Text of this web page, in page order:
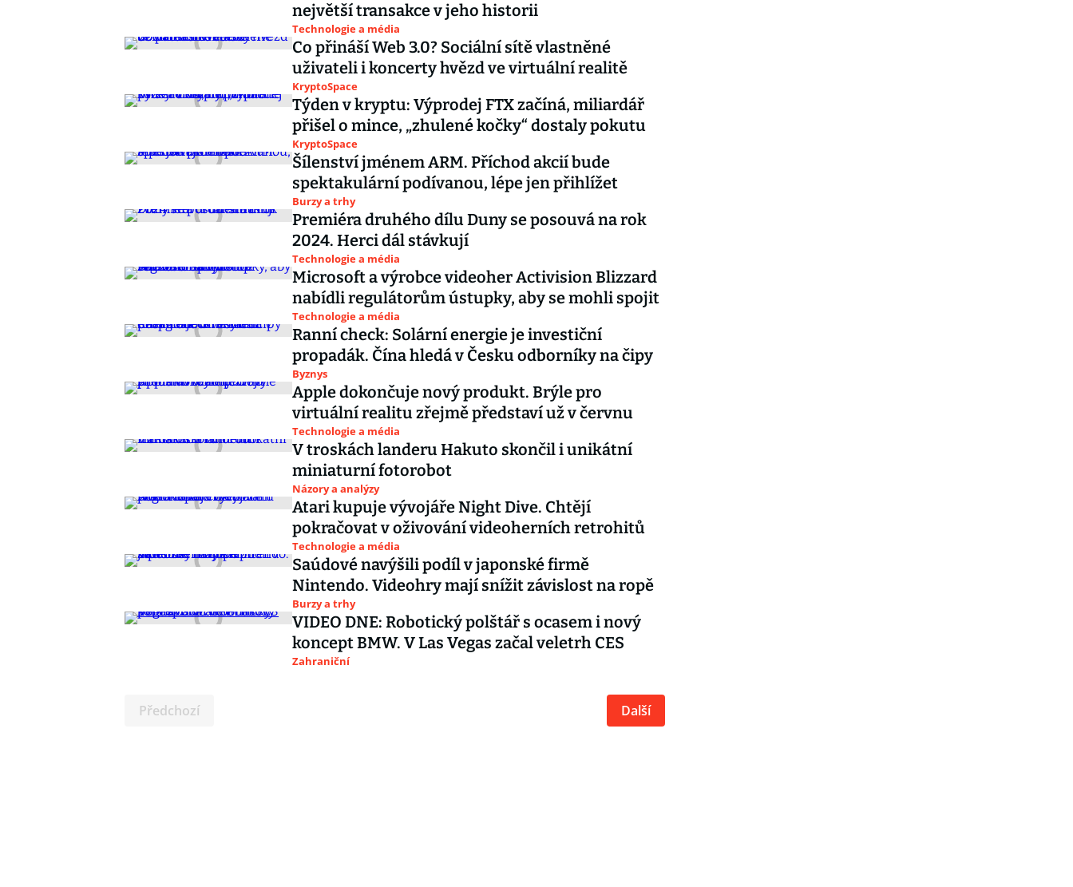
největší transakce v jeho historii
Technologie a média
Co přináší Web 3.0? Sociální sítě vlastněné
uživateli i koncerty hvězd ve virtuální realitě
KryptoSpace
Týden v kryptu: Výprodej FTX začíná, miliardář
přišel o mince, „zhulené kočky“ dostaly pokutu
KryptoSpace
Šílenství jménem ARM. Příchod akcií bude
spektakulární podívanou, lépe jen přihlížet
Burzy a trhy
Premiéra druhého dílu Duny se posouvá na rok
2024. Herci dál stávkují
Technologie a média
Microsoft a výrobce videoher Activision Blizzard
nabídli regulátorům ústupky, aby se mohli spojit
Technologie a média
Ranní check: Solární energie je investiční
propadák. Čína hledá v Česku odborníky na čipy
Byznys
Apple dokončuje nový produkt. Brýle pro
virtuální realitu zřejmě představí už v červnu
Technologie a média
V troskách landeru Hakuto skončil i unikátní
miniaturní fotorobot
Názory a analýzy
Atari kupuje vývojáře Night Dive. Chtějí
pokračovat v oživování videoherních retrohitů
Technologie a média
Saúdové navýšili podíl v japonské firmě
Nintendo. Videohry mají snížit závislost na ropě
Burzy a trhy
VIDEO DNE: Robotický polštář s ocasem i nový
koncept BMW. V Las Vegas začal veletrh CES
Zahraniční
Předchozí Další